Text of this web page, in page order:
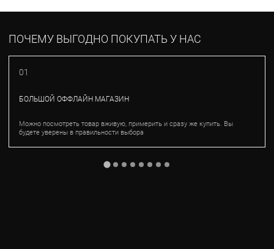
ПОЧЕМУ ВЫГОДНО ПОКУПАТЬ У НАС
01
БОЛЬШОЙ ОФФЛАЙН МАГАЗИН
Можно посмотреть товар вживую, примерить и сразу же купить. Вы
будете уверены в правильности выбора